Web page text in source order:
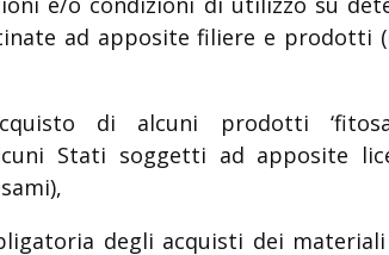
ad apposite filiere e prodotti
di alcuni prodotti
Stati soggetti ad apposite
degli acquisti dei